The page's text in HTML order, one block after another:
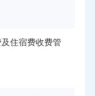
住宿费收费管